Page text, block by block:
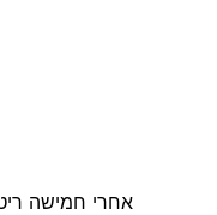
אחרי חמישה